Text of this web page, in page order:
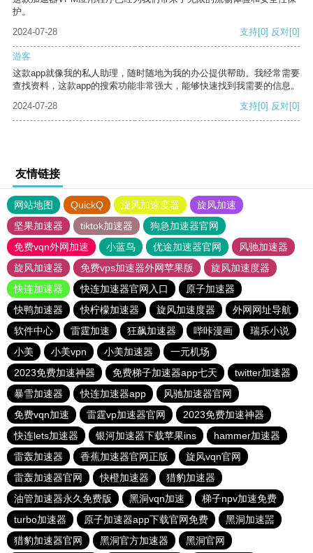
护。
2024-07-28
支持[0] 反对[0]
游客
这款app就像我的私人助理，随时随地为我的办公提供帮助。我经常需要
查找资料，这款app的搜索功能非常强大，能够快速找到我需要的信息。
2024-07-28
支持[0] 反对[0]
友情链接
网站地图 QuickQ 旋风加速度器
旋风加速
坚果加速器
tiktok加速器
狗急加速器官网
免费vqn外网加速
小蓝鸟 优途加速器官网
风驰加速器
旋风加速器
免费vps加速器外网苹果版
旋风加速度器
快连加速器
快连加速器官网入口
原子加速器
快鸭加速器
快柠檬加速器 旋风加速度器
外网网址导航
软件中心
雷霆加速 狂飙加速器 哔咔漫画
瑞乐小说
小美
小美vpn 小美加速器
一元机场
2023免费加速神器
免费梯子加速器app七天
twitter加速器
暴雪加速器
快连加速器app
风驰加速器官网
免费vqn加速
雷霆vp加速器官网
2023免费加速神器
快连lets加速器
银河加速器下载苹果ins
hammer加速器
雷轰加速器
香蕉加速器官网正版
旋风vqn官网
雷轰加速器官网
快橙加速器
猎豹加速器
油管加速器永久免费版
黑洞vqn加速
梯子npv加速免费
turbo加速器
原子加速器app下载官网免费
黑洞加速噐
猎豹加速器官网
黑洞官方加速器 黑洞官网